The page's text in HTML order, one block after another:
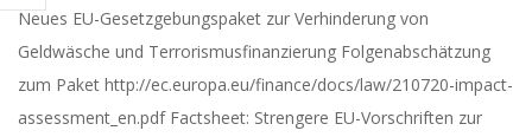
2021-
07-
21
Neues EU-Gesetzgebungspaket zur Verhinderung von
Geldwäsche und Terrorismusfinanzierung Folgenabschätzung
zum Paket http://ec.europa.eu/finance/docs/law/210720-impact-
assessment_en.pdf Factsheet: Strengere EU-Vorschriften zur